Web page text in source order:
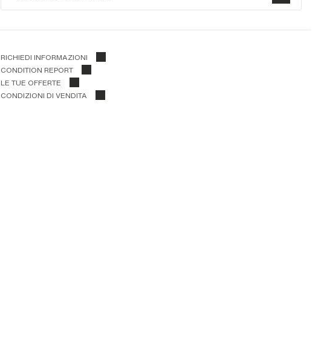
RICHIEDI INFORMAZIONI
CONDITION REPORT
LE TUE OFFERTE
CONDIZIONI DI VENDITA